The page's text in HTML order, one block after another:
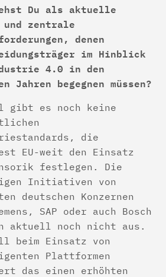
Du als aktuelle
und zentrale
denen
im Hinblick
4.0 in den
Jahren begegnen müssen?
gibt es noch keine
die
EU-weit den Einsatz
festlegen. Die
Initiativen von
deutschen Konzernen
SAP oder auch Bosch
aktuell noch nicht aus.
beim Einsatz von
Plattformen
das einen erhöhten